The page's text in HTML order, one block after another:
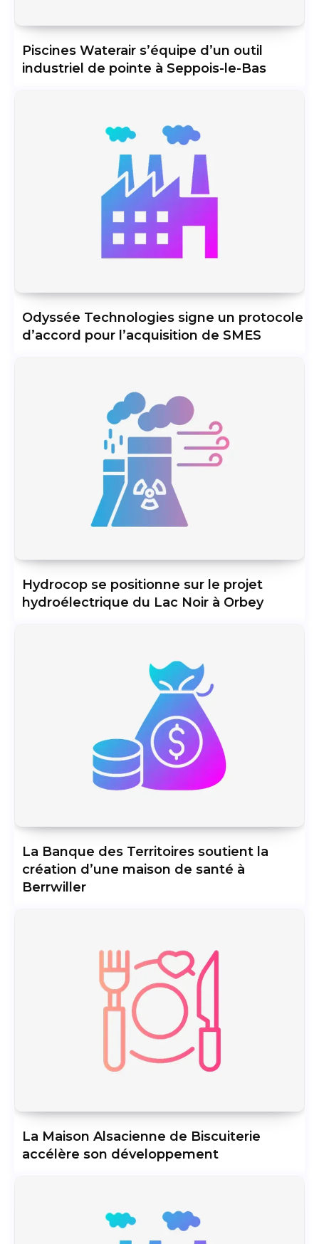
Piscines Waterair s’équipe d’un outil
industriel de pointe à Seppois-le-Bas
Odyssée Technologies signe un protocole
d’accord pour l’acquisition de SMES
Hydrocop se positionne sur le projet
hydroélectrique du Lac Noir à Orbey
La Banque des Territoires soutient la
création d’une maison de santé à
Berrwiller
La Maison Alsacienne de Biscuiterie
accélère son développement